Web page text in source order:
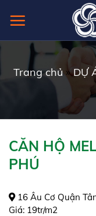
Trang chủ»DỰ
CĂN HỘ
PHÚ
16 Âu Cơ Quận
Giá: 19tr/m2